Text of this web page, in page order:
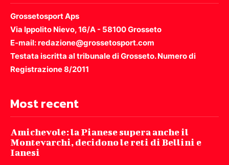
Grossetosport Aps
Via Ippolito Nievo, 16/A - 58100 Grosseto
E-mail: redazione@grossetosport.com
Testata iscritta al tribunale di Grosseto. Numero di
Registrazione 8/2011
Most recent
Amichevole: la Pianese supera anche il
Montevarchi, decidono le reti di Bellini e
Ianesi